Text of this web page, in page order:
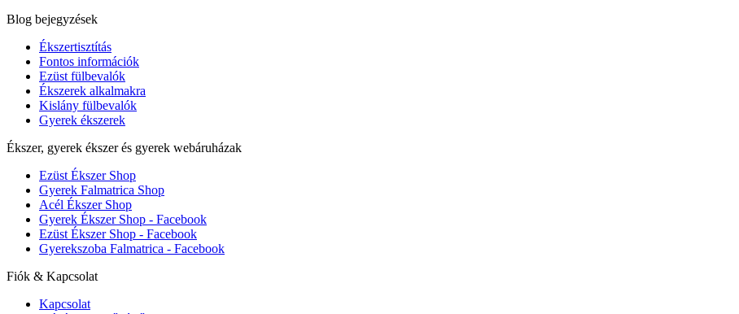
Blog bejegyzések
Ékszertisztítás
Fontos információk
Ezüst fülbevalók
Ékszerek alkalmakra
Kislány fülbevalók
Gyerek ékszerek
Ékszer, gyerek ékszer és gyerek webáruházak
Ezüst Ékszer Shop
Gyerek Falmatrica Shop
Acél Ékszer Shop
Gyerek Ékszer Shop - Facebook
Ezüst Ékszer Shop - Facebook
Gyerekszoba Falmatrica - Facebook
Fiók & Kapcsolat
Kapcsolat